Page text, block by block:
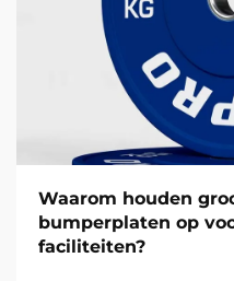
Waarom houden
bumperplaten op
faciliteiten?